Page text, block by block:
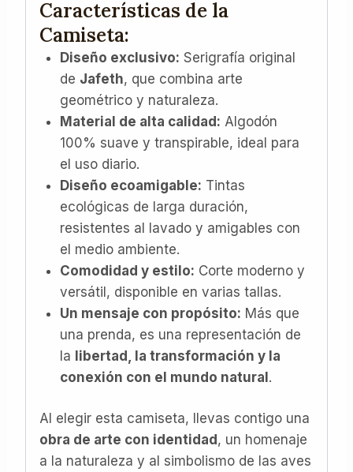
Características de la
Camiseta:
Diseño exclusivo: Serigrafía original
de Jafeth, que combina arte
geométrico y naturaleza.
Material de alta calidad: Algodón
100% suave y transpirable, ideal para
el uso diario.
Diseño ecoamigable: Tintas
ecológicas de larga duración,
resistentes al lavado y amigables con
el medio ambiente.
Comodidad y estilo: Corte moderno y
versátil, disponible en varias tallas.
Un mensaje con propósito: Más que
una prenda, es una representación de
la libertad, la transformación y la
conexión con el mundo natural.
Al elegir esta camiseta, llevas contigo una
obra de arte con identidad , un homenaje
a la naturaleza y al simbolismo de las aves